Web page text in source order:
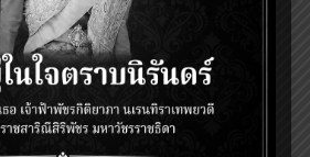
เป็นหนึ่งในทางเลือกของคนรัก
ยจะทานเป็นขนมยามว่าง หรือจะนำ
ขภาพง่าย ๆ ก็ทำได้หลากหลายแบบ
น้อย กับเมนูอาหารง่าย ๆ